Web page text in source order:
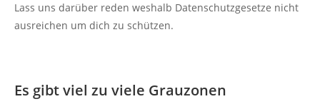
Lass uns darüber reden weshalb Datenschutzgesetze nicht
ausreichen um dich zu schützen.
Es gibt viel zu viele Grauzonen